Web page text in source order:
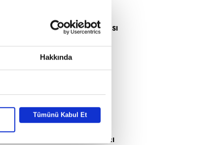
Hakkında
Tümünü Kabul Et
MİLYONER FORM SAYFASI
GİZLİLİK BİLDİRİMİ
VERİ POLİTİKASI
ATV UYDU FREKANSLARI